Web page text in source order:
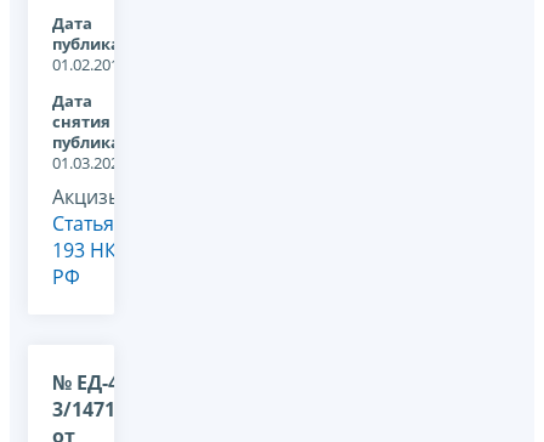
Дата
публикации:
01.02.2012
Дата
снятия с
публикации:
01.03.2023
Акцизы,
Статья
193 НК
РФ
№ ЕД-4-
3/1471@
от